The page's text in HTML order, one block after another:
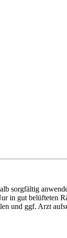
sorgfältig
in gut belüfteten
und ggf. Arzt